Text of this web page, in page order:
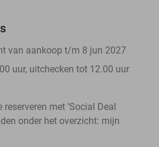
van aankoop t/m 8 jun 2027
uur, uitchecken tot 12.00 uur
met 'Social Deal
onder het overzicht: mijn